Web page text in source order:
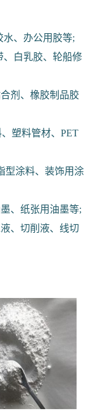
水、办公用胶等;
、白乳胶、轮船修
剂、橡胶制品胶
塑料管材、PET
型涂料、装饰用涂
、纸张用油墨等;
、切削液、线切